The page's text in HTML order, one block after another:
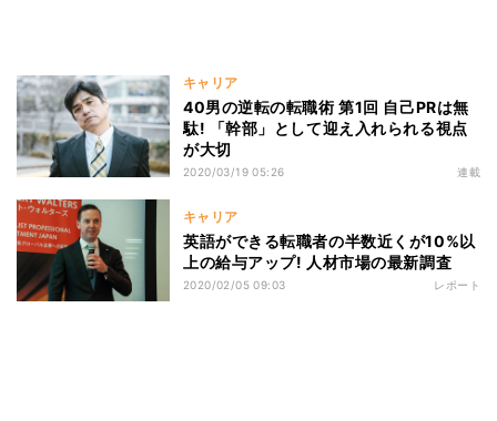
キャリア
40男の逆転の転職術 第1回 自己PRは無
駄! 「幹部」として迎え入れられる視点
が大切
2020/03/19 05:26 連載
キャリア
英語ができる転職者の半数近くが10%以
上の給与アップ! 人材市場の最新調査
2020/02/05 09:03 レポート